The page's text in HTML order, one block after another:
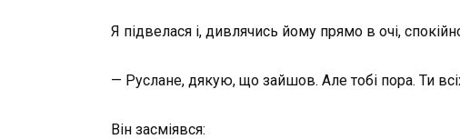
Я підвелася і, дивлячись йому прямо в очі,
— Руслане, дякую, що зайшов. Але тобі пора. Ти
Він засміявся: